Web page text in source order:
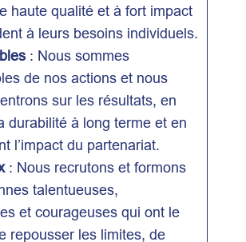
haute qualité et à fort impact
à leurs besoins individuels.
: Nous sommes
de nos actions et nous
sur les résultats, en
durabilité à long terme et en
l’impact du partenariat.
: Nous recrutons et formons
talentueuses,
et courageuses qui ont le
repousser les limites, de